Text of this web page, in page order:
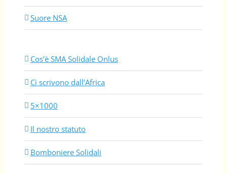
Suore NSA
Cos’è SMA Solidale Onlus
Ci scrivono dall’Africa
5×1000
Il nostro statuto
Bomboniere Solidali